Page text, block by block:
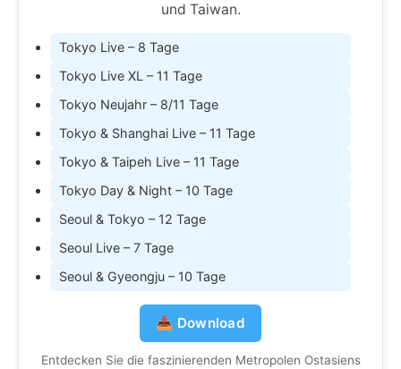
und Taiwan.
Tokyo Live – 8 Tage
Tokyo Live XL – 11 Tage
Tokyo Neujahr – 8/11 Tage
Tokyo & Shanghai Live – 11 Tage
Tokyo & Taipeh Live – 11 Tage
Tokyo Day & Night – 10 Tage
Seoul & Tokyo – 12 Tage
Seoul Live – 7 Tage
Seoul & Gyeongju – 10 Tage
📥 Download
Entdecken Sie die faszinierenden Metropolen Ostasiens